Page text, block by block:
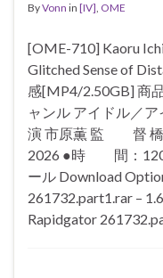
ByVonn in [IV], OME
[OME-710] Kaoru
Glitched Sense of
感[MP4/2.50GB] 商
ャンル アイドル
演 市原薫 監 督
2026 ●時 間：120
ール Download
261732.part1.rar –
Rapidgator